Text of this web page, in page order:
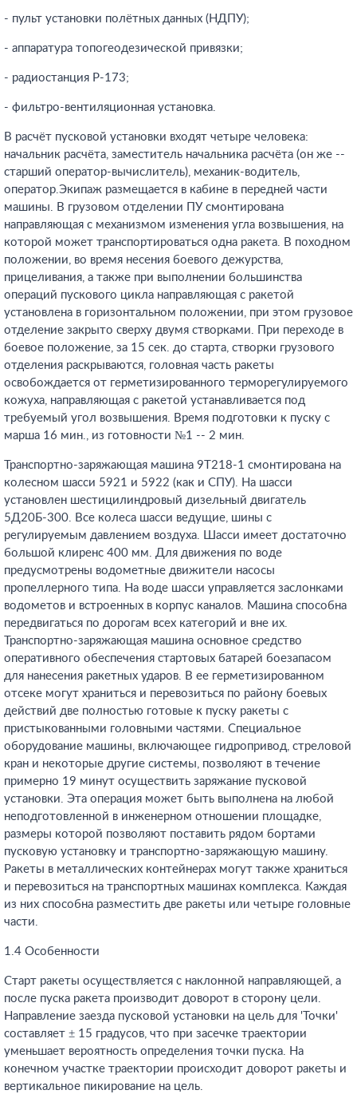
- пульт установки полётных данных (НДПУ);
- аппаратура топогеодезической привязки;
- радиостанция Р-173;
- фильтро-вентиляционная установка.
В расчёт пусковой установки входят четыре человека:
начальник расчёта, заместитель начальника расчёта (он же --
старший оператор-вычислитель), механик-водитель,
оператор.Экипаж размещается в кабине в передней части
машины. В грузовом отделении ПУ смонтирована
направляющая с механизмом изменения угла возвышения, на
которой может транспортироваться одна ракета. В походном
положении, во время несения боевого дежурства,
прицеливания, а также при выполнении большинства
операций пускового цикла направляющая с ракетой
установлена в горизонтальном положении, при этом грузовое
отделение закрыто сверху двумя створками. При переходе в
боевое положение, за 15 сек. до старта, створки грузового
отделения раскрываются, головная часть ракеты
освобождается от герметизированного терморегулируемого
кожуха, направляющая с ракетой устанавливается под
требуемый угол возвышения. Время подготовки к пуску с
марша 16 мин., из готовности №1 -- 2 мин.
Транспортно-заряжающая машина 9Т218-1 смонтирована на
колесном шасси 5921 и 5922 (как и СПУ). На шасси
установлен шестицилиндровый дизельный двигатель
5Д20Б-300. Все колеса шасси ведущие, шины с
регулируемым давлением воздуха. Шасси имеет достаточно
большой клиренс 400 мм. Для движения по воде
предусмотрены водометные движители насосы
пропеллерного типа. На воде шасси управляется заслонками
водометов и встроенных в корпус каналов. Машина способна
передвигаться по дорогам всех категорий и вне их.
Транспортно-заряжающая машина основное средство
оперативного обеспечения стартовых батарей боезапасом
для нанесения ракетных ударов. В ее герметизированном
отсеке могут храниться и перевозиться по району боевых
действий две полностью готовые к пуску ракеты с
пристыкованными головными частями. Специальное
оборудование машины, включающее гидропривод, стреловой
кран и некоторые другие системы, позволяют в течение
примерно 19 минут осуществить заряжание пусковой
установки. Эта операция может быть выполнена на любой
неподготовленной в инженерном отношении площадке,
размеры которой позволяют поставить рядом бортами
пусковую установку и транспортно-заряжающую машину.
Ракеты в металлических контейнерах могут также храниться
и перевозиться на транспортных машинах комплекса. Каждая
из них способна разместить две ракеты или четыре головные
части.
1.4 Особенности
Старт ракеты осуществляется с наклонной направляющей, а
после пуска ракета производит доворот в сторону цели.
Направление заезда пусковой установки на цель для 'Точки'
составляет ± 15 градусов, что при засечке траектории
уменьшает вероятность определения точки пуска. На
конечном участке траектории происходит доворот ракеты и
вертикальное пикирование на цель.